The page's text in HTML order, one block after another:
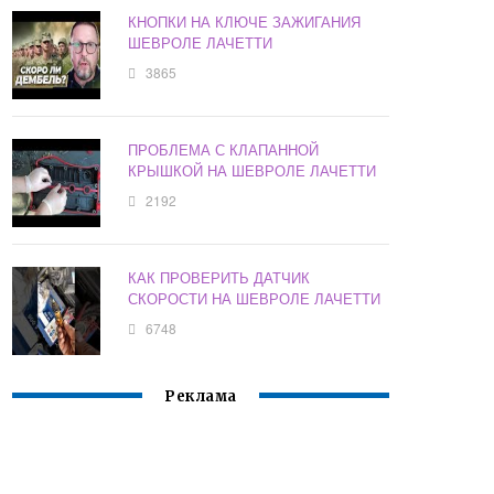
КНОПКИ НА КЛЮЧЕ ЗАЖИГАНИЯ
ШЕВРОЛЕ ЛАЧЕТТИ
3865
ПРОБЛЕМА С КЛАПАННОЙ
КРЫШКОЙ НА ШЕВРОЛЕ ЛАЧЕТТИ
2192
КАК ПРОВЕРИТЬ ДАТЧИК
СКОРОСТИ НА ШЕВРОЛЕ ЛАЧЕТТИ
6748
Реклама